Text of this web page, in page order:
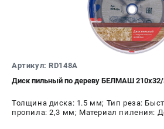
Артикул: RD148A
Диск пильный по дереву БЕЛМАШ 210x32/
Толщина диска: 1.5 мм; Тип реза:
пропила: 2,3 мм; Материал пиления: